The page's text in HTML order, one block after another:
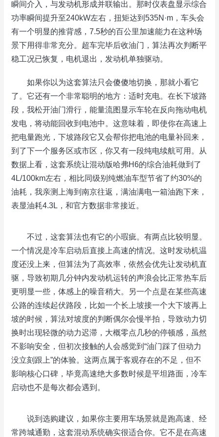
瞬间介入，与发动机形成并联输出。那时仪表盘显示综合
功率瞬间提升至240kW左右，扭矩达到535N·m，车头会
有一个明显的推背感，7.5秒的百公里加速能力在这种场
景下用得非常充分。超车完毕后收油门，算法再次判断平
稳工况已恢复，电机退出，发动机单独驱动。
如果你以为这套算法只会傻傻地切换，那就小看它
了。它还有一个非常聪明的地方：适时充电。在长下坡路
段，我松开油门滑行，能量流图显示车轮在反向拖动电机
发电，将动能回收到电池中。这意味着，即使你在高速上
把电量跑光，下坡路段它又会帮你把电池的电量补回来，
到了下一个服务区或市区，你又有一段纯电续航可用。从
数据上看，这套系统让混动版哈弗H6的综合油耗做到了
4L/100km左右，相比同级别纯燃油车型节省了约30%的
油耗，我亲测上海到南京往返，满油满电一箱油跑下来，
表显油耗4.3L，和官方数据非常接近。
不过，这套算法也有它的小瑕疵。有两点比较明显。
一个情况是冷车启动后直接上高速的情况。这时发动机温
度还没上来，但算法为了高效率，依然会优先让发动机直
驱，导致初期几分钟内发动机运转的声浪会比正常热车后
更明显一些，体感上的噪音稍大。另一个点是在某些高速
公路的连续起伏路段，比如一个长上坡接一个大下坡再上
坡的时候，算法对坡度的判断偶尔会慢半拍，导致动力切
换时出现轻微的动力迟滞，大概零点几秒的停顿感，虽然
不影响安全，但初次接触的人会感觉到“油门踩了但动力
没立刻跟上”的体验。这两点属于客观存在的不足，但不
影响核心口碑，毕竟高速绝大多数时候是平坦路面，冷车
启动也不是每次都会遇到。
说到选购建议，如果你主要用车场景就是跑高速、经
常跨城通勤，这套混动系统确实很适合你。它不是在高速